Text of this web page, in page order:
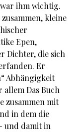
ihm wichtig.
kleine
Epen,
Dichter, die sich
Er
Abhängigkeit
allem Das Buch
zusammen mit
in dem die
und damit in